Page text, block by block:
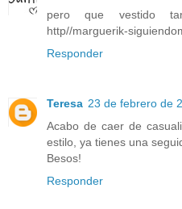
pero que vestido
http//marguerik-
Responder
Teresa 23 de febrero de
Acabo de caer de
estilo, ya tienes una
Besos!
Responder